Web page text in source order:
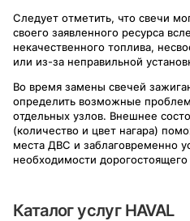
Следует отметить, что свечи
своего заявленного ресурса
некачественного топлива,
или из-за неправильной
Во время замены свечей
определить возможные
отдельных узлов. Внешнее
(количество и цвет нагара)
места ДВС и заблаговременно
необходимости
Каталог услуг HAVAL